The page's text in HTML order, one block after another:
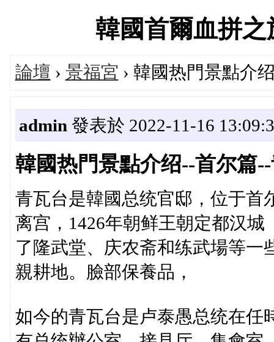
韓國首爾血拼
論壇 › 景福宮 › 韓國热門景點介
admin 發表於 2022-11-16
韓國热門景點介绍--首尔篇
青瓦台是韓國总统官邸，位于首
离宫，1426年朝鲜王朝定都汉
了隆武堂、庆农斋和练武場等一
親耕地。臉部保養品，
如今的青瓦台是卢泰愚总统在任